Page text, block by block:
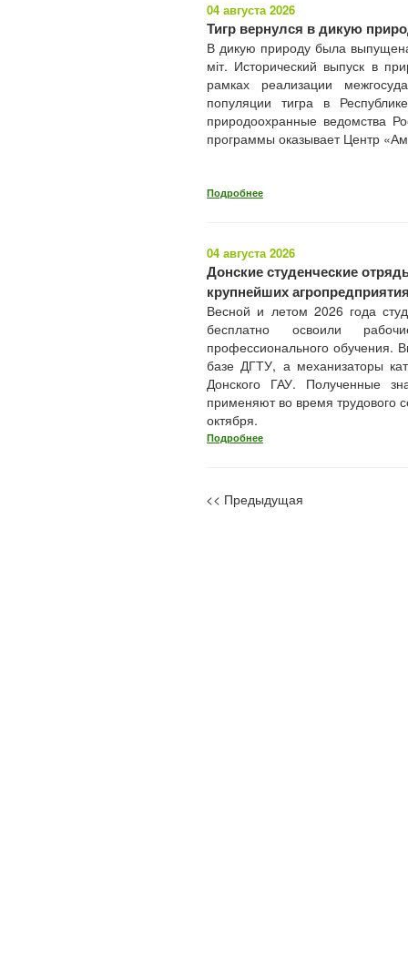
04 августа 2026
Тигр вернулся в дикую
В дикую природу была
міт. Исторический выпуск в
рамках реализации
популяции тигра в
природоохранные ведомства
программы оказывает Центр
Подробнее
04 августа 2026
Донские студенческие
крупнейших
Весной и летом 2026 года
бесплатно освоили
профессионального обучения.
базе ДГТУ, а механизаторы
Донского ГАУ. Полученные
применяют во время трудового
октября.
Подробнее
<< Предыдущая